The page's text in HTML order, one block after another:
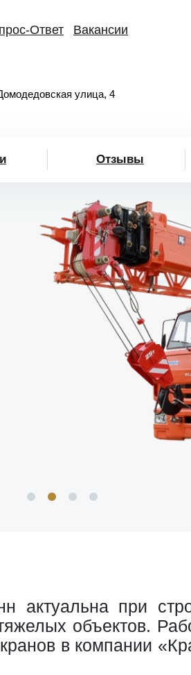
Ответ Вакансии
улица, 4
Отзывы
актуальна при
объектов.
в компании